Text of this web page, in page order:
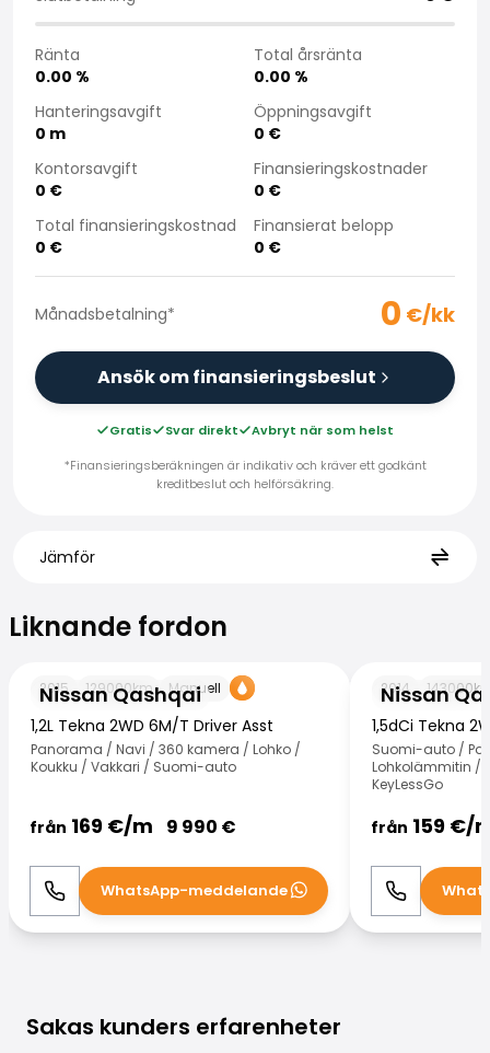
Köpa bil på distans
Saka Select
Nyheter och kampanjer
Företag
Administration
Inköpsteam
Kontakta oss
Rekrytering
Faktureringsinformation
För media
Reklamationer
Ränta
0.00 %
Total årsränta
0.00 %
Hanteringsavgift
0 m
Öppningsavgift
0 €
Kontorsavgift
0 €
Finansieringskostnader
0 €
Total finansieringskostnad
0 €
Finansierat belopp
0 €
Månadsbetalning* 0 €/kk
Ansök om finansieringsbeslut
Gratis Svar direkt
Avbryt när som helst
*Finansieringsberäkningen är indikativ och kräver ett godkänt
kreditbeslut och helförsäkring.
Jämför
Liknande fordon
Nissan Qashqai
2015 129000km Manuell
1,2L Tekna 2WD 6M/T Driver Asst
Panorama / Navi / 360 kamera / Lohko /
Koukku / Vakkari / Suomi-auto
från 169 €/m 9 990 €
Ring WhatsApp
WhatsApp-meddelande
Nissan
2014 143000
1,5dCi Tekna
Suomi-auto /
Lohkolämmitin /
KeyLessGo
från 159 €/
Ring
Sakas kunders erfarenheter